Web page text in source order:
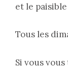
et le
Tous les
Si vous